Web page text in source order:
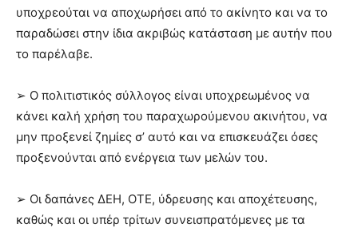
υποχρεούται να αποχωρήσει από το ακίνητο και να το
παραδώσει στην ίδια ακριβώς κατάσταση με αυτήν που
το παρέλαβε.
➢ Ο πολιτιστικός σύλλογος είναι υποχρεωμένος να
κάνει καλή χρήση του παραχωρούμενου ακινήτου, να
μην προξενεί ζημίες σ’ αυτό και να επισκευάζει όσες
προξενούνται από ενέργεια των μελών του.
➢ Οι δαπάνες ΔΕΗ, ΟΤΕ, ύδρευσης και αποχέτευσης,
καθώς και οι υπέρ τρίτων συνεισπρατόμενες με τα